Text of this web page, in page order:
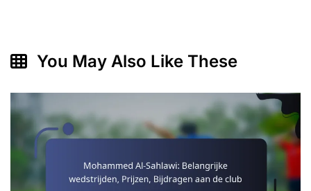
You May Also Like These